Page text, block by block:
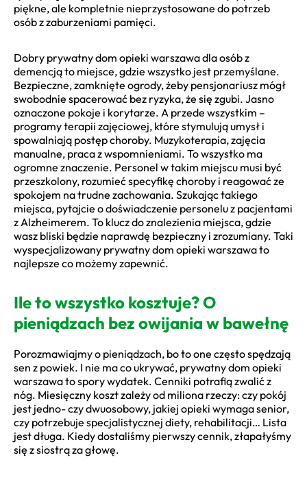
piękne, ale kompletnie nieprzystosowane do potrzeb
osób z zaburzeniami pamięci.
Dobry prywatny dom opieki warszawa dla osób z
demencją to miejsce, gdzie wszystko jest przemyślane.
Bezpieczne, zamknięte ogrody, żeby pensjonariusz mógł
swobodnie spacerować bez ryzyka, że się zgubi. Jasno
oznaczone pokoje i korytarze. A przede wszystkim –
programy terapii zajęciowej, które stymulują umysł i
spowalniają postęp choroby. Muzykoterapia, zajęcia
manualne, praca z wspomnieniami. To wszystko ma
ogromne znaczenie. Personel w takim miejscu musi być
przeszkolony, rozumieć specyfikę choroby i reagować ze
spokojem na trudne zachowania. Szukając takiego
miejsca, pytajcie o doświadczenie personelu z pacjentami
z Alzheimerem. To klucz do znalezienia miejsca, gdzie
wasz bliski będzie naprawdę bezpieczny i zrozumiany. Taki
wyspecjalizowany prywatny dom opieki warszawa to
najlepsze co możemy zapewnić.
Ile to wszystko kosztuje? O
pieniądzach bez owijania w bawełnę
Porozmawiajmy o pieniądzach, bo to one często spędzają
sen z powiek. I nie ma co ukrywać, prywatny dom opieki
warszawa to spory wydatek. Cenniki potrafią zwalić z
nóg. Miesięczny koszt zależy od miliona rzeczy: czy pokój
jest jedno- czy dwuosobowy, jakiej opieki wymaga senior,
czy potrzebuje specjalistycznej diety, rehabilitacji… Lista
jest długa. Kiedy dostaliśmy pierwszy cennik, złapałyśmy
się z siostrą za głowę.